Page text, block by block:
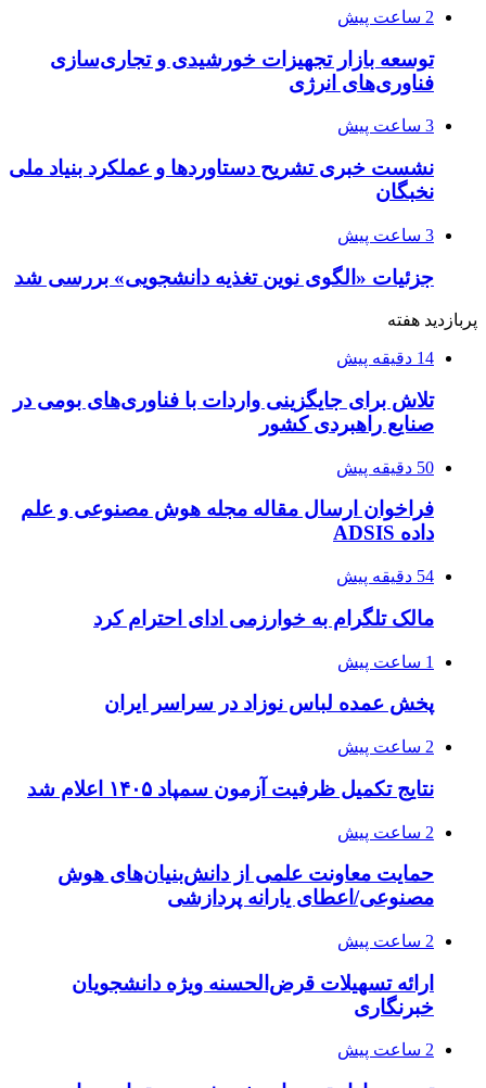
2 ساعت پیش
توسعه بازار تجهیزات خورشیدی و تجاری‌سازی
فناوری‌های انرژی
3 ساعت پیش
نشست خبری تشریح دستاوردها و عملکرد بنیاد ملی
نخبگان
3 ساعت پیش
جزئیات «الگوی نوین تغذیه دانشجویی» بررسی شد
پربازدید هفته
14 دقیقه پیش
تلاش برای جایگزینی واردات با فناوری‌های بومی در
صنایع راهبردی کشور
50 دقیقه پیش
فراخوان ارسال مقاله مجله هوش مصنوعی و علم
داده ADSIS
54 دقیقه پیش
مالک تلگرام به خوارزمی ادای احترام کرد
1 ساعت پیش
پخش عمده لباس نوزاد در سراسر ایران
2 ساعت پیش
نتایج تکمیل ظرفیت آزمون سمپاد ۱۴۰۵ اعلام شد
2 ساعت پیش
حمایت معاونت علمی از دانش‌بنیان‌های هوش
مصنوعی/اعطای یارانه پردازشی
2 ساعت پیش
ارائه تسهیلات قرض‌الحسنه ویژه دانشجویان
خبرنگاری
2 ساعت پیش